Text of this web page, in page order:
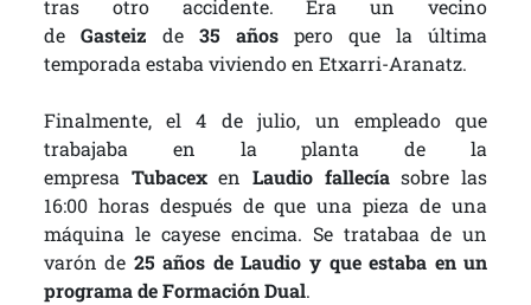
tras otro accidente. Era un vecino
de Gasteiz de 35 años pero que la última
temporada estaba viviendo en Etxarri-Aranatz.
Finalmente, el 4 de julio, un empleado que
trabajaba en la planta de la
empresaTubacexen Laudio fallecíasobre las
16:00 horas después de que una pieza de una
máquina le cayese encima. Se tratabaa de un
varón de 25 años de Laudio y que estaba en un
programa de Formación Dual.